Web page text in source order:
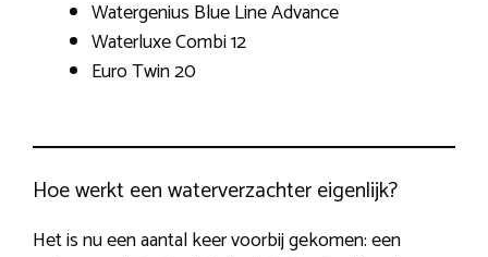
Watergenius Blue Line Advance
Waterluxe Combi 12
Euro Twin 20
Hoe werkt een waterverzachter eigenlijk?
Het is nu een aantal keer voorbij gekomen: een